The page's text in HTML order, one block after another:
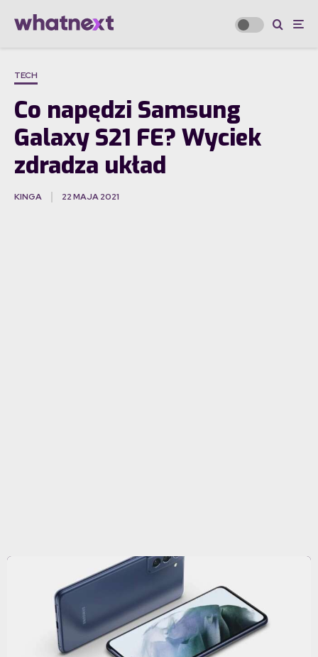
TECH
Co napędzi Samsung
Galaxy S21 FE? Wyciek
zdradza układ
KINGA 22 MAJA 2021